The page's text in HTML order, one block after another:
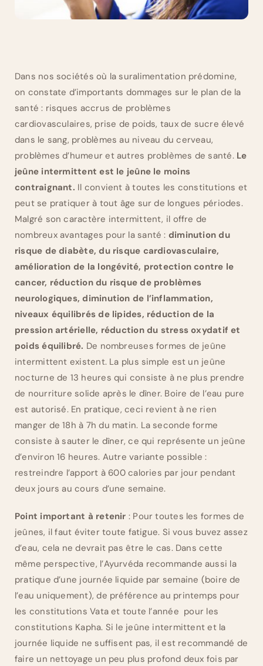
Dans nos sociétés où la suralimentation prédomine,
on constate d’importants dommages sur le plan de la
santé : risques accrus de problèmes
cardiovasculaires, prise de poids, taux de sucre élevé
dans le sang, problèmes au niveau du cerveau,
problèmes d’humeur et autres problèmes de santé. Le
jeûne intermittent est le jeûne le moins
contraignant. Il convient à toutes les constitutions et
peut se pratiquer à tout âge sur de longues périodes.
Malgré son caractère intermittent, il offre de
nombreux avantages pour la santé : diminution du
risque de diabète, du risque cardiovasculaire,
amélioration de la longévité, protection contre le
cancer, réduction du risque de problèmes
neurologiques, diminution de l’inflammation,
niveaux équilibrés de lipides, réduction de la
pression artérielle, réduction du stress oxydatif et
poids équilibré. De nombreuses formes de jeûne
intermittent existent. La plus simple est un jeûne
nocturne de 13 heures qui consiste à ne plus prendre
de nourriture solide après le dîner. Boire de l’eau pure
est autorisé. En pratique, ceci revient à ne rien
manger de 18h à 7h du matin. La seconde forme
consiste à sauter le dîner, ce qui représente un jeûne
d’environ 16 heures. Autre variante possible :
restreindre l’apport à 600 calories par jour pendant
deux jours au cours d’une semaine.
Point important à retenir : Pour toutes les formes de
jeûnes, il faut éviter toute fatigue. Si vous buvez assez
d’eau, cela ne devrait pas être le cas. Dans cette
même perspective, l’Ayurvéda recommande aussi la
pratique d’une journée liquide par semaine (boire de
l’eau uniquement), de préférence au printemps pour
les constitutions Vata et toute l’année pour les
constitutions Kapha. Si le jeûne intermittent et la
journée liquide ne suffisent pas, il est recommandé de
faire un nettoyage un peu plus profond deux fois par